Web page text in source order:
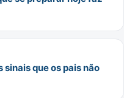
que os pais não